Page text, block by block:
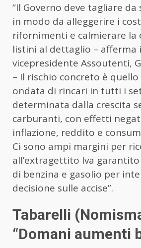
“Il Governo deve tagliare da
in modo da alleggerire i
rifornimenti e calmierare la
listini al dettaglio – afferma
vicepresidente Assoutenti,
– Il rischio concreto è
ondata di rincari in tutti i
determinata dalla crescita
carburanti, con effetti
inflazione, reddito e
Ci sono ampi margini per
all’extragettito Iva
di benzina e gasolio per
decisione sulle accise”.
Tabarelli
“Domani aumenti